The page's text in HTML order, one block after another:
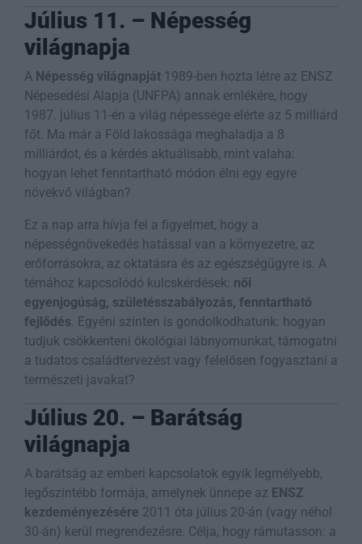
Július 11. – Népesség
világnapja
A Népesség világnapját 1989-ben hozta létre az ENSZ
Népesedési Alapja (UNFPA) annak emlékére, hogy
1987. július 11-én a világ népessége elérte az 5 milliárd
főt. Ma már a Föld lakossága meghaladja a 8
milliárdot, és a kérdés aktuálisabb, mint valaha:
hogyan lehet fenntartható módon élni egy egyre
növekvő világban?
Ez a nap arra hívja fel a figyelmet, hogy a
népességnövekedés hatással van a környezetre, az
erőforrásokra, az oktatásra és az egészségügyre is. A
témához kapcsolódó kulcskérdések: női
egyenjogúság, születésszabályozás, fenntartható
fejlődés. Egyéni szinten is gondolkodhatunk: hogyan
tudjuk csökkenteni ökológiai lábnyomunkat, támogatni
a tudatos családtervezést vagy felelősen fogyasztani a
természeti javakat?
Július 20. – Barátság
világnapja
A barátság az emberi kapcsolatok egyik legmélyebb,
legőszintébb formája, amelynek ünnepe az ENSZ
kezdeményezésére 2011 óta július 20-án (vagy néhol
30-án) kerül megrendezésre. Célja, hogy rámutasson: a